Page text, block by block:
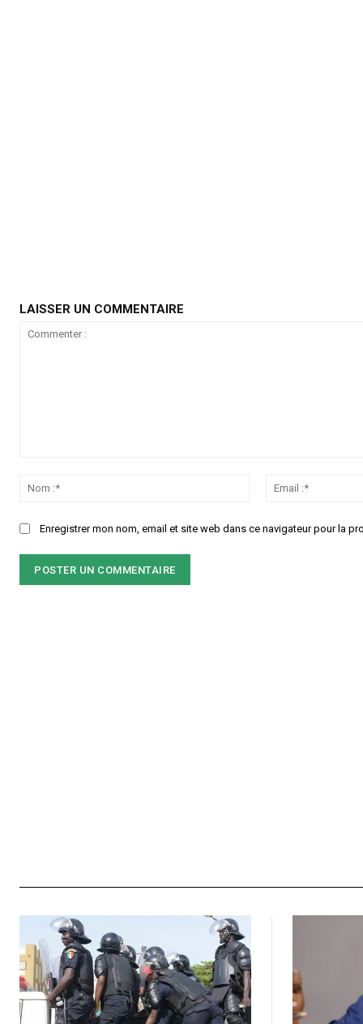
LAISSER UN COMMENTAIRE
Nom
Enregistrer mon nom, email et site web dans ce navigateur pour la